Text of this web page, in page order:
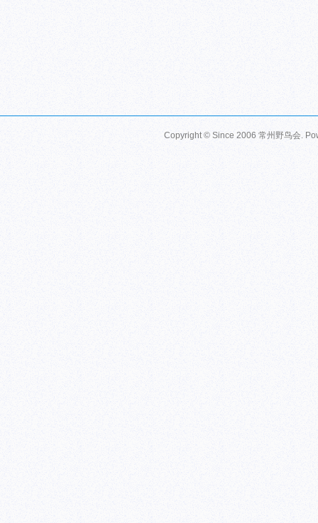
Copyright © Since 2006 常州野鸟会.